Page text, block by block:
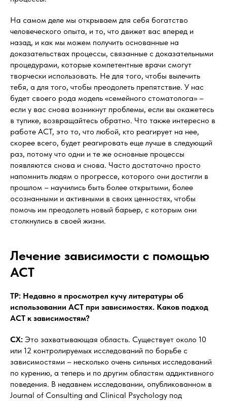
На самом деле мы открываем для себя богатство
человеческого опыта, и то, что движет вас вперед и
назад, и как мы можем получить основанные на
доказательствах процессы, связанные с доказательными
процедурами, которые компетентные врачи смогут
творчески использовать. Не для того, чтобы вылечить
тебя, а для того, чтобы преодолеть препятствие. У нас
будет своего рода модель «семейного стоматолога» –
если у вас снова возникнут проблемы, если вы окажетесь
в тупике, возвращайтесь обратно. Что также интересно в
работе АСТ, это то, что любой, кто реагирует на нее,
скорее всего, будет реагировать еще лучше в следующий
раз, потому что одни и те же основные процессы
появляются снова и снова. Часто достаточно просто
напомнить людям о прогрессе, которого они достигли в
прошлом – научились быть более открытыми, более
осознанными и активными в своих ценностях, чтобы
помочь им преодолеть новый барьер, с которым они
столкнулись в своей жизни.
Лечение зависимости с помощью
ACT
ТР: Недавно я просмотрел кучу литературы об
использовании ACT при зависимостях. Каков подход
ACT к зависимостям?
СХ: Это захватывающая область. Существует около 10
или 12 контролируемых исследований по борьбе с
зависимостями – несколько очень сильных исследований
по курению, а теперь и по другим областям аддиктивного
поведения. В недавнем исследовании, опубликованном в
Journal of Consulting and Clinical Psychology под